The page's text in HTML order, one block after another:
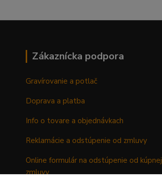
Zákaznícka podpora
Gravírovanie a potlač
Doprava a platba
Info o tovare a objednávkach
Reklamácie a odstúpenie od zmluvy
Online formulár na odstúpenie od kúpnej
zmluvy